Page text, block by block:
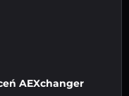
AEXchanger